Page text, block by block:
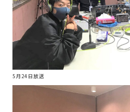
5月24日放送